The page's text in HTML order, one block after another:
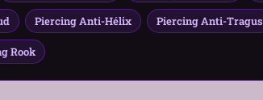
Argenté, Doré
poli (argenté) • Doré anodisé
— Sans nickel, adapté peaux sensibles
Piercing Anti-Hélix Piercing Anti-Tragus
Rook